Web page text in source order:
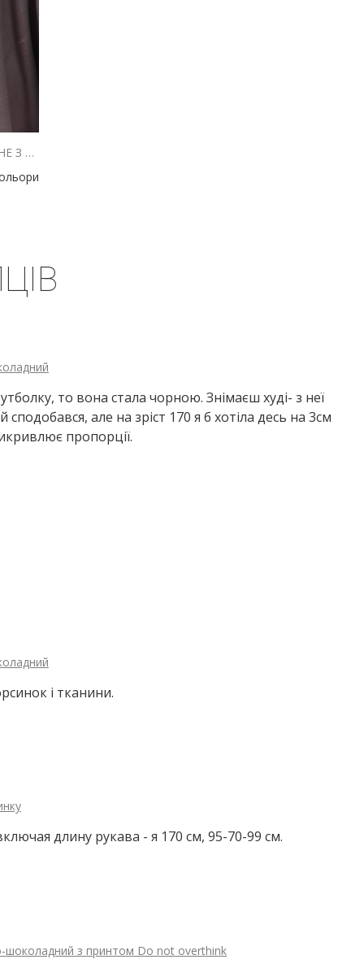
ЖІНОЧЕ ВЕЛЮРОВЕ ЗІП-ХУДІ ШОКОЛАДНЕ З ВИШИВКОЮ THE PICKLEBALL CLUB
то вона стала чорною. Знімаєш худі- з неї
але на зріст 170 я б хотіла десь на 3см
пропорції.
і тканини.
длину рукава - я 170 см, 95-70-99 см.
шоколадний з принтом Do not overthink